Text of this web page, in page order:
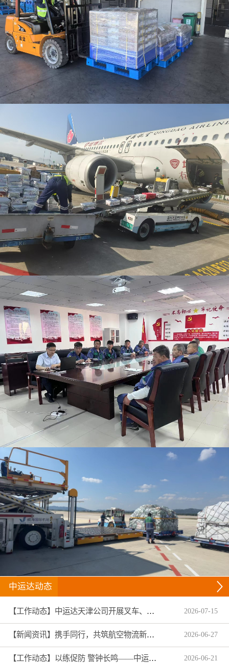
中运达动态
【工作动态】中运达天津公司开展叉车、拖头车技能趣味竞赛 2026-07-15
【新闻资讯】携手同行，共筑航空物流新生态——中运达集团圆满收官2026亚洲物流双年展 2026-06-27
【工作动态】以练促防 警钟长鸣——中运达温州航服扎实开展2026年安全生产月专项演练与全员警示教育 2026-06-21